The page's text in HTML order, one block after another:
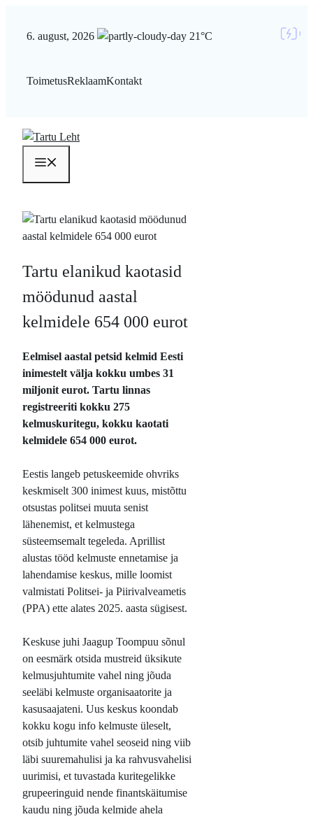
6. august, 2026 21°C
ToimetusReklaamKontakt
Tartu elanikud kaotasid
möödunud aastal
kelmidele 654 000 eurot
Eelmisel aastal petsid kelmid Eesti
inimestelt välja kokku umbes 31
miljonit eurot. Tartu linnas
registreeriti kokku 275
kelmuskuritegu, kokku kaotati
kelmidele 654 000 eurot.
Eestis langeb petuskeemide ohvriks
keskmiselt 300 inimest kuus, mistõttu
otsustas politsei muuta senist
lähenemist, et kelmustega
süsteemsemalt tegeleda. Aprillist
alustas tööd kelmuste ennetamise ja
lahendamise keskus, mille loomist
valmistati Politsei- ja Piirivalveametis
(PPA) ette alates 2025. aasta sügisest.
Keskuse juhi Jaagup Toompuu sõnul
on eesmärk otsida mustreid üksikute
kelmusjuhtumite vahel ning jõuda
seeläbi kelmuste organisaatorite ja
kasusaajateni. Uus keskus koondab
kokku kogu info kelmuste üleselt,
otsib juhtumite vahel seoseid ning viib
läbi suuremahulisi ja ka rahvusvahelisi
uurimisi, et tuvastada kuritegelikke
grupeeringuid nende finantskäitumise
kaudu ning jõuda kelmide ahela